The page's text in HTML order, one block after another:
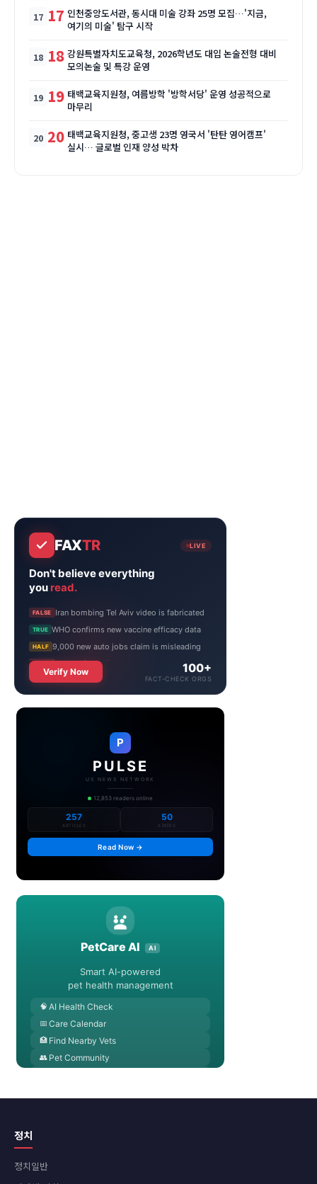
17 인천중앙도서관, 동시대 미술 강좌 25명 모집…'지금,
여기의 미술' 탐구 시작
18 강원특별자치도교육청, 2026학년도 대입 논술전형 대비
모의논술 및 특강 운영
19 태백교육지원청, 여름방학 '방학서당' 운영 성공적으로
마무리
20 태백교육지원청, 중고생 23명 영국서 '탄탄 영어캠프'
실시… 글로벌 인재 양성 박차
정치
정치일반